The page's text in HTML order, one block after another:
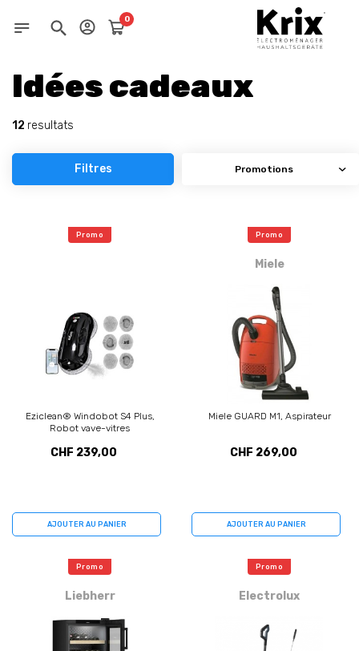
0
Idées cadeaux
12 resultats
Filtres
Promo
Eziclean® Windobot S4 Plus,
Robot vave-vitres
CHF 239,00
AJOUTER AU PANIER
Promo
Miele
Miele GUARD M1, Aspirateur
CHF 269,00
AJOUTER AU PANIER
Promo
Liebherr
Promo
Electrolux